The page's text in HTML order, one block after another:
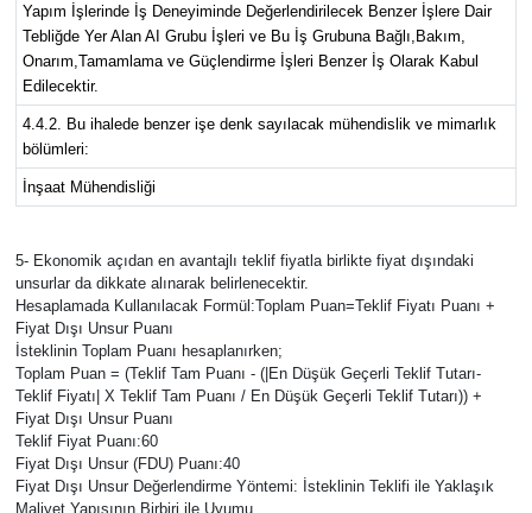
Yapım İşlerinde İş Deneyiminde Değerlendirilecek Benzer İşlere Dair
Tebliğde Yer Alan AI Grubu İşleri ve Bu İş Grubuna Bağlı,Bakım,
Onarım,Tamamlama ve Güçlendirme İşleri Benzer İş Olarak Kabul
Edilecektir.
4.4.2. Bu ihalede benzer işe denk sayılacak mühendislik ve mimarlık
bölümleri:
İnşaat Mühendisliği
5- Ekonomik açıdan en avantajlı teklif fiyatla birlikte fiyat dışındaki
unsurlar da dikkate alınarak belirlenecektir.
Hesaplamada Kullanılacak Formül:Toplam Puan=Teklif Fiyatı Puanı +
Fiyat Dışı Unsur Puanı
İsteklinin Toplam Puanı hesaplanırken;
Toplam Puan = (Teklif Tam Puanı - (|En Düşük Geçerli Teklif Tutarı-
Teklif Fiyatı| X Teklif Tam Puanı / En Düşük Geçerli Teklif Tutarı)) +
Fiyat Dışı Unsur Puanı
Teklif Fiyat Puanı:60
Fiyat Dışı Unsur (FDU) Puanı:40
Fiyat Dışı Unsur Değerlendirme Yöntemi: İsteklinin Teklifi ile Yaklaşık
Maliyet Yapısının Birbiri ile Uyumu